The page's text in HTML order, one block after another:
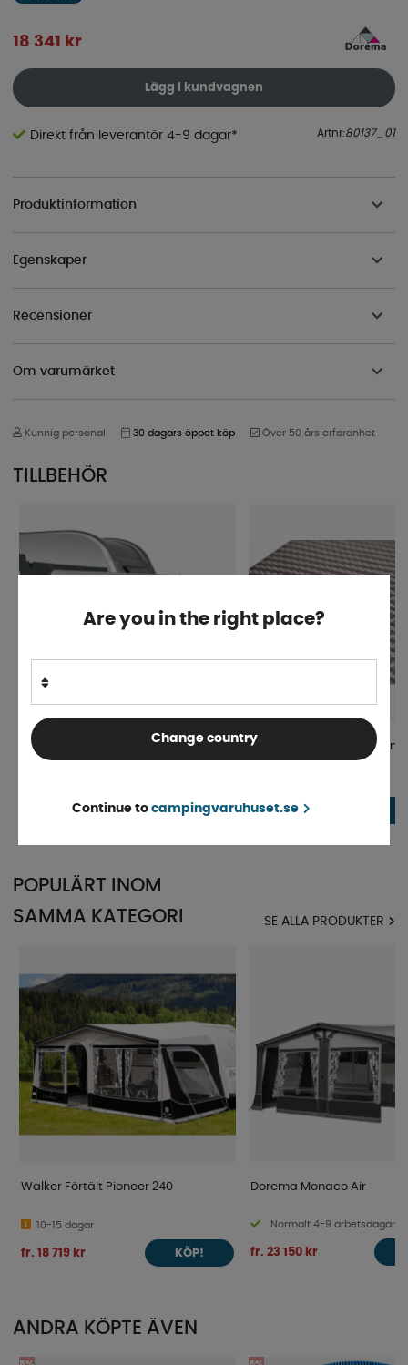
18 341 kr
Lägg i kundvagnen
Direkt från leverantör 4-9 dagar* Artnr:80137_01
Produktinformation
Egenskaper
Recensioner
Om varumärket
Kunnig personal 30 dagars öppet köp Över 50 års erfarenhet
TILLBEHÖR
Doréma Monza Annex 215x130
KÖP!
Förtält/Markismatta
fr. 799 kr
POPULÄRT INOM
SAMMA KATEGORI
SE ALLA PRODUKTER
Walker Förtält Pioneer 240
10-15 dagar
fr. 18 719 kr KÖP!
Dorema Monaco Air
Normalt 4-9 arbetsdagar
fr. 23 150 kr
ANDRA KÖPTE ÄVEN
Are you in the right place?
Change country
Continue to campingvaruhuset.se